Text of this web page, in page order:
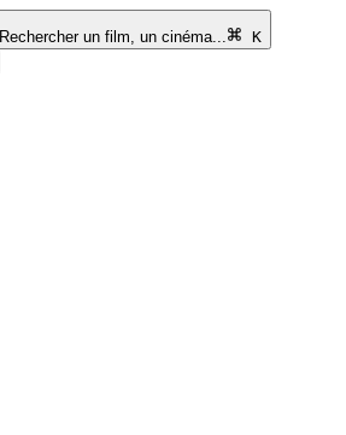
Rechercher un film, un cinéma...
K